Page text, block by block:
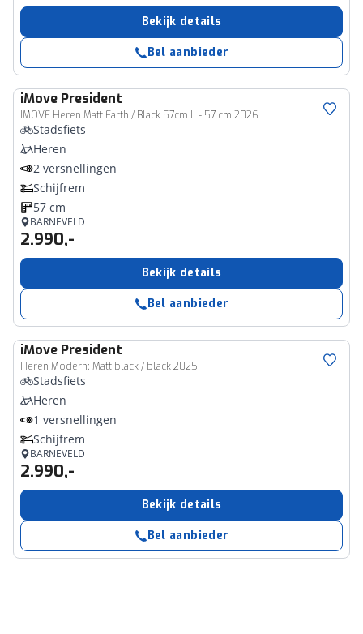
Bekijk details
Bel aanbieder
iMove President
IMOVE Heren Matt Earth / Black 57cm L - 57 cm 2026
Stadsfiets
Heren
2 versnellingen
Schijfrem
57 cm
BARNEVELD
2.990,-
Bekijk details
Bel aanbieder
iMove President
Heren Modern: Matt black / black 2025
Stadsfiets
Heren
1 versnellingen
Schijfrem
BARNEVELD
2.990,-
Bekijk details
Bel aanbieder